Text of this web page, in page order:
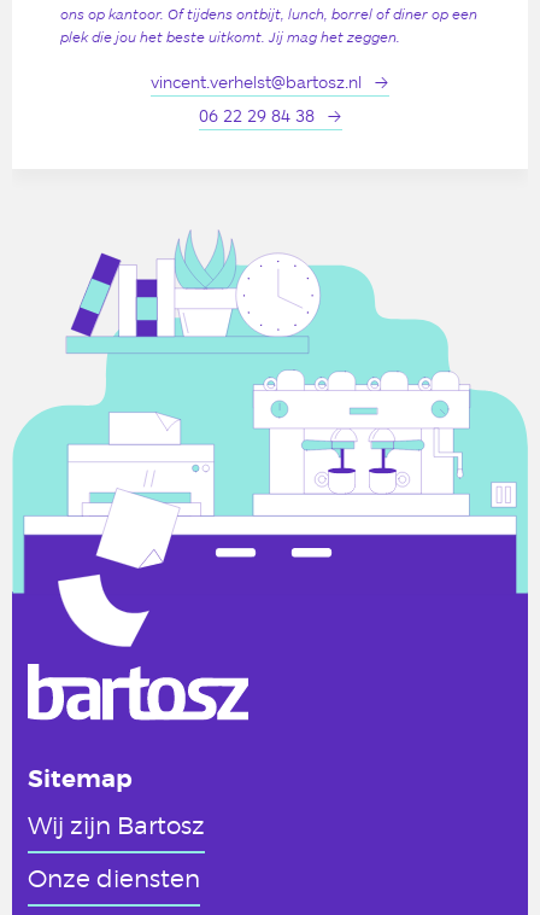
ons op kantoor. Of tijdens ontbijt, lunch, borrel of diner op een
plek die jou het beste uitkomt. Jij mag het zeggen.
vincent.verhelst@bartosz.nl
06 22 29 84 38
Sitemap
Wij zijn Bartosz
Onze diensten